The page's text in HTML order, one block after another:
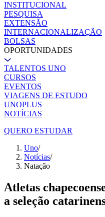
INSTITUCIONAL
PESQUISA
EXTENSÃO
INTERNACIONALIZAÇÃO
BOLSAS
OPORTUNIDADES
TALENTOS UNO
CURSOS
EVENTOS
VIAGENS DE ESTUDO
UNOPLUS
NOTÍCIAS
QUERO ESTUDAR
Uno/
Notícias/
Natação
Atletas
a seleção